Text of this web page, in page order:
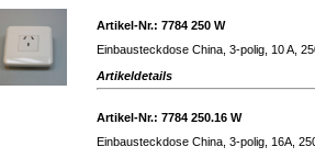
Artikel-Nr.: 7784 250 W
Einbausteckdose China, 3-polig, 10 A,
Artikeldetails
Artikel-Nr.: 7784 250.16 W
Einbausteckdose China, 3-polig, 16A,